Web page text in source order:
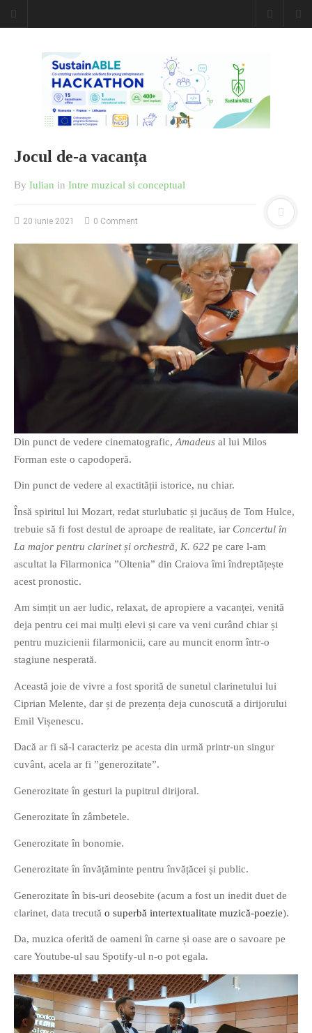
Caiet de
insemnari
DESCARCĂ!
DESCARCĂ!
If you like movies, words and
mind games, then this is the
book for you. Take the
own acrostics and describing
famous movies by using the
RASFOIESTE
PAGINI
Ce fac?
Clasicul „Despre mine…”
Contact
Jocul de-a vacanța
By Iulian in Intre muzical si conceptual
20 iunie 2021 0 Comment
Din punct de vedere cinematografic, Amadeus al lui Milos
Forman este o capodoperă.
Din punct de vedere al exactității istorice, nu chiar.
Însă spiritul lui Mozart, redat sturlubatic și jucăuș de Tom Hulce,
trebuie să fi fost destul de aproape de realitate, iar Concertul în
La major pentru clarinet și orchestră, K. 622 pe care l-am
ascultat la Filarmonica ”Oltenia” din Craiova îmi îndreptățește
acest pronostic.
Am simțit un aer ludic, relaxat, de apropiere a vacanței, venită
deja pentru cei mai mulți elevi și care va veni curând chiar și
pentru muzicienii filarmonicii, care au muncit enorm într-o
stagiune nesperată.
Această joie de vivre a fost sporită de sunetul clarinetului lui
Ciprian Melente, dar și de prezența deja cunoscută a dirijorului
Emil Vișenescu.
Dacă ar fi să-l caracteriz pe acesta din urmă printr-un singur
cuvânt, acela ar fi ”generozitate”.
Generozitate în gesturi la pupitrul dirijoral.
Generozitate în zâmbetele.
Generozitate în bonomie.
Generozitate în învățăminte pentru învățăcei și public.
Generozitate în bis-uri deosebite (acum a fost un inedit duet de
clarinet, data trecută o superbă intertextualitate muzică-poezie).
Da, muzica oferită de oameni în carne și oase are o savoare pe
care Youtube-ul sau Spotify-ul n-o pot egala.